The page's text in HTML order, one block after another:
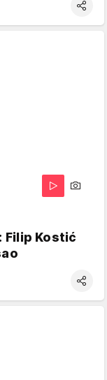
Filip Kostić